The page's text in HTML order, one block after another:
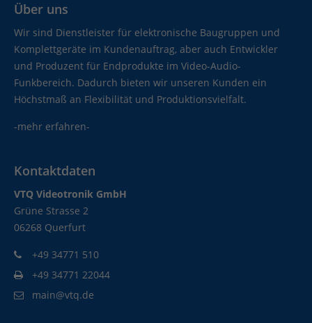
Über uns
Wir sind Dienstleister für elektronische Baugruppen und
Komplettgeräte im Kundenauftrag, aber auch Entwickler
und Produzent für Endprodukte im Video-Audio-
Funkbereich. Dadurch bieten wir unseren Kunden ein
Höchstmaß an Flexibilität und Produktionsvielfalt.
-mehr erfahren-
Kontaktdaten
VTQ Videotronik GmbH
Grüne Strasse 2
06268 Querfurt
+49 34771 510
+49 34771 22044
main@vtq.de